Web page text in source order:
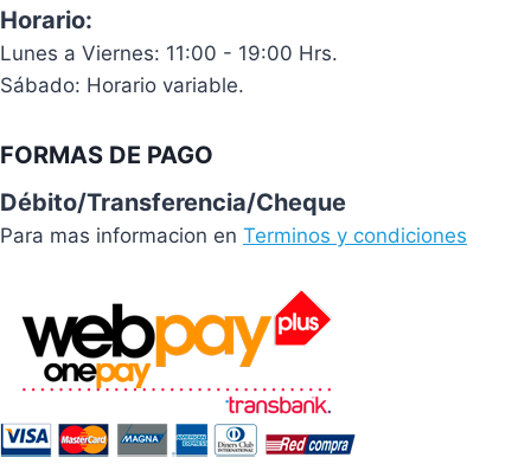
Horario:
Lunes a Viernes: 11:00 - 19:00 Hrs.
Sábado: Horario variable.
FORMAS DE PAGO
Débito/Transferencia/Cheque
Para mas informacion en Terminos y condiciones